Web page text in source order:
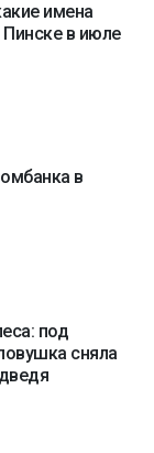
имена
Пинске в июле
в
под
сняла